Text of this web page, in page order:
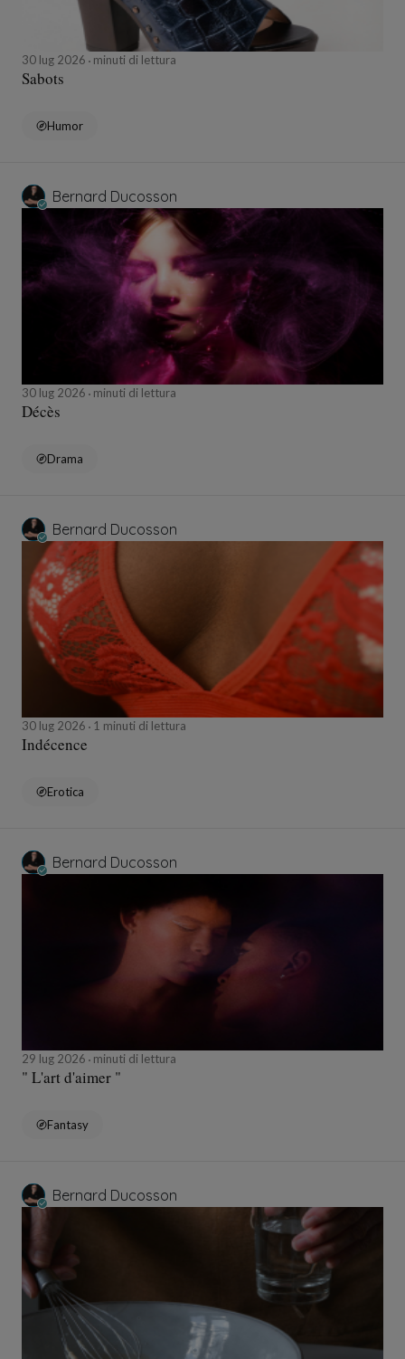
30 lug 2026 minuti di lettura
Sabots
Humor
Bernard Ducosson
30 lug 2026 minuti di lettura
Décès
Drama
Bernard Ducosson
30 lug 2026 1 minuti di lettura
Indécence
Erotica
Bernard Ducosson
29 lug 2026 minuti di lettura
" L'art d'aimer "
Fantasy
Bernard Ducosson